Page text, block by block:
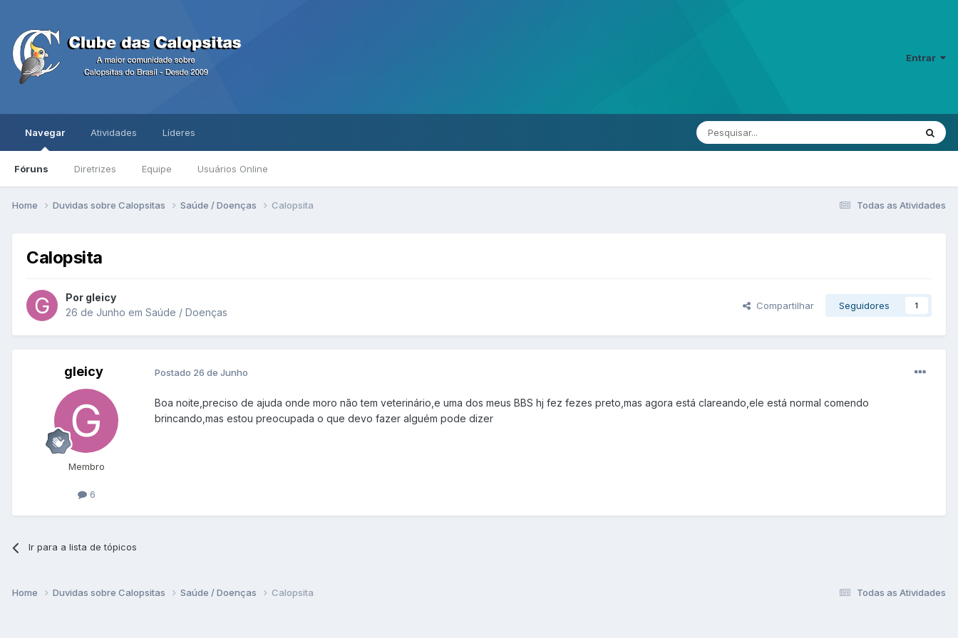
Entrar
Navegar
Fóruns Diretrizes Equipe Usuários Online
Atividades Líderes
Todas as Atividades
Home Duvidas sobre Calopsitas Saúde / Doenças Calopsita
Calopsita
Por gleicy
26 de Junho em Saúde / Doenças
Compartilhar Seguidores 1
gleicy
Membro
6
Postado 26 de Junho
Boa noite,preciso de ajuda onde moro não tem veterinário,e uma dos meus BBS hj fez fezes preto,mas agora está clareando,ele está normal comendo
brincando,mas estou preocupada o que devo fazer alguém pode dizer
Ir para a lista de tópicos
Todas as Atividades
Home Duvidas sobre Calopsitas Saúde / Doenças Calopsita